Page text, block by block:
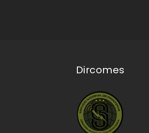
Dircomes